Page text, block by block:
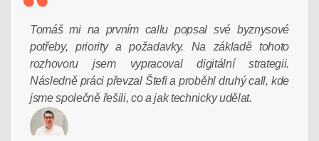
Tomáš mi na prvním callu popsal své byznysové
potřeby, priority a požadavky. Na základě tohoto
rozhovoru jsem vypracoval digitální strategii.
Následně práci převzal Štefi a proběhl druhý call, kde
jsme společně řešili, co a jak technicky udělat.